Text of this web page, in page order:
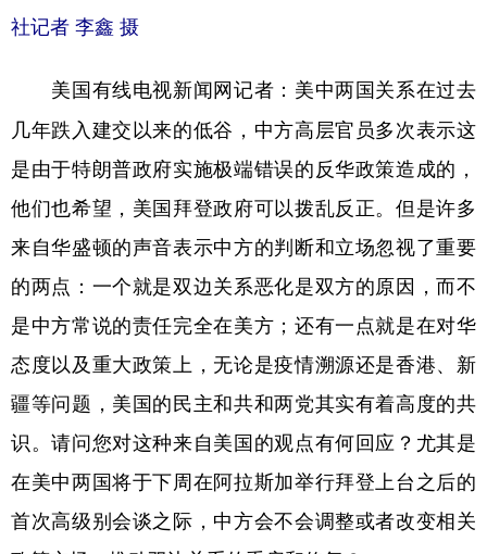
社记者 李鑫 摄
美国有线电视新闻网记者： 美中两国关系在过去
几年跌入建交以来的低谷，中方高层官员多次表示这
是由于特朗普政府实施极端错误的反华政策造成的，
他们也希望，美国拜登政府可以拨乱反正。但是许多
来自华盛顿的声音表示中方的判断和立场忽视了重要
的两点：一个就是双边关系恶化是双方的原因，而不
是中方常说的责任完全在美方；还有一点就是在对华
态度以及重大政策上，无论是疫情溯源还是香港、新
疆等问题，美国的民主和共和两党其实有着高度的共
识。请问您对这种来自美国的观点有何回应？尤其是
在美中两国将于下周在阿拉斯加举行拜登上台之后的
首次高级别会谈之际，中方会不会调整或者改变相关